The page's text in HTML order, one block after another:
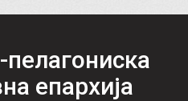
епархија